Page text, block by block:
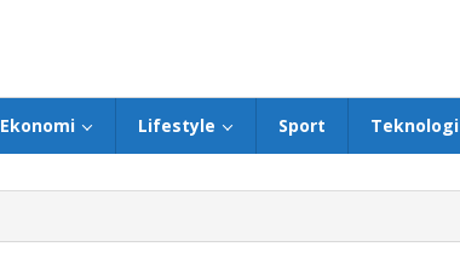
Ekonomi Lifestyle Sport Teknologi